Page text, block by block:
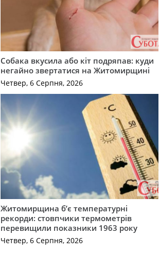
Собака вкусила або кіт подряпав: куди
негайно звертатися на Житомирщині
Четвер, 6 Серпня, 2026
Житомирщина б’є температурні
рекорди: стовпчики термометрів
перевищили показники 1963 року
Четвер, 6 Серпня, 2026